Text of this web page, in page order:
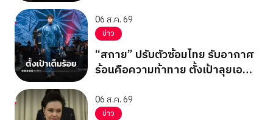
06 ส.ค. 69
ข่าว
“สกาย” ปรับตัวซ้อมไทย รับอากาศ
ร้อนคือความท้าทาย ตั้งเป้าลุยเอ
06 ส.ค. 69
ข่าว